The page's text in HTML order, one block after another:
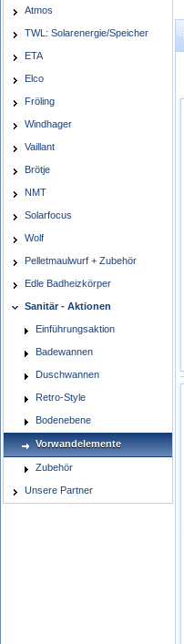
Atmos
TWL: Solarenergie/Speicher
ETA
Elco
Fröling
Windhager
Vaillant
Brötje
NMT
Solarfocus
Wolf
Pelletmaulwurf + Zubehör
Edle Badheizkörper
Sanitär - Aktionen
Einführungsaktion
Badewannen
Duschwannen
Retro-Style
Bodenebene
Vorwandelemente
Zubehör
Unsere Partner